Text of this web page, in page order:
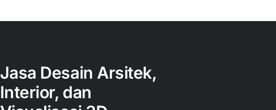
Jasa Desain Arsitek,
Interior, dan